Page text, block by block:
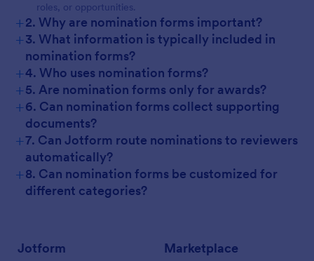
roles, or opportunities.
+2. Why are nomination forms important?
+3. What information is typically included in
nomination forms?
+4. Who uses nomination forms?
+5. Are nomination forms only for awards?
+6. Can nomination forms collect supporting
documents?
+7. Can Jotform route nominations to reviewers
automatically?
+8. Can nomination forms be customized for
different categories?
Jotform Marketplace